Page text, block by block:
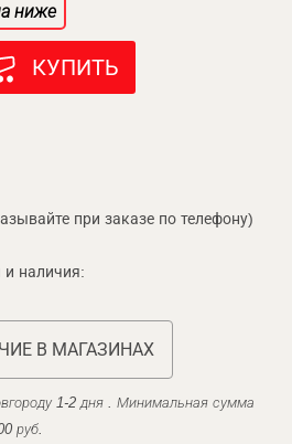
ниже
КУПИТЬ
при заказе по телефону)
и наличия:
В МАГАЗИНАХ
1-2 дня . Минимальная сумма
руб.